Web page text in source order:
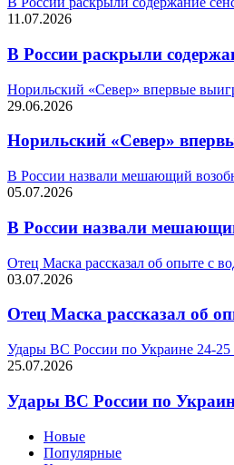
11.07.2026
В России раскрыли
Норильский «Север» впервые
29.06.2026
Норильский «Север»
В России назвали мешающий
05.07.2026
В России назвали
Отец Маска рассказал об опыте с
03.07.2026
Отец Маска рассказал об
Удары ВС России по Украине 24-
25.07.2026
Удары ВС России по
Новые
Популярные